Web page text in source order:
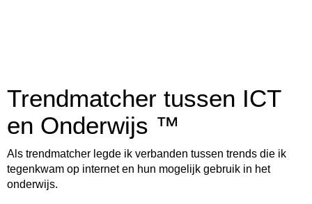
Trendmatcher tussen ICT
en Onderwijs ™
Als trendmatcher legde ik verbanden tussen trends die ik
tegenkwam op internet en hun mogelijk gebruik in het
onderwijs.